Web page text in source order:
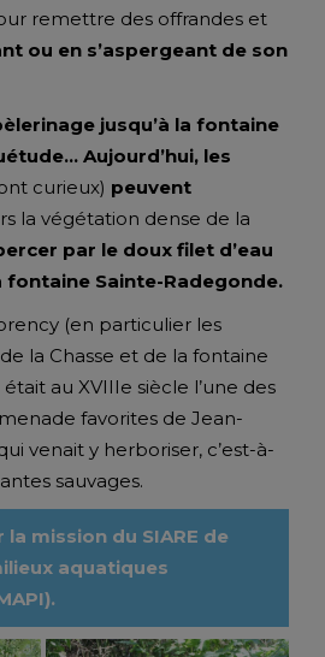
remettre des offrandes et
ou en s’aspergeant de son
jusqu’à la fontaine
Aujourd’hui, les
curieux) peuvent
la végétation dense de la
par le doux filet d’eau
fontaine Sainte-Radegonde.
(en particulier les
la Chasse et de la fontaine
au XVIIIe siècle l’une des
favorites de Jean-
venait y herboriser, c’est-à-
sauvages.
la mission du SIARE de
aquatiques